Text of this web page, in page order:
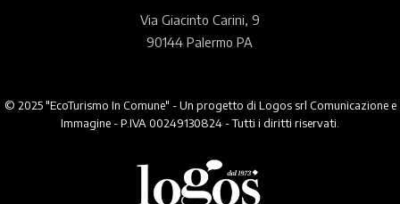
Via Giacinto Carini, 9
90144 Palermo PA
© 2025 "EcoTurismo In Comune" - Un progetto di Logos srl Comunicazione e
Immagine - P.IVA 00249130824 - Tutti i diritti riservati.